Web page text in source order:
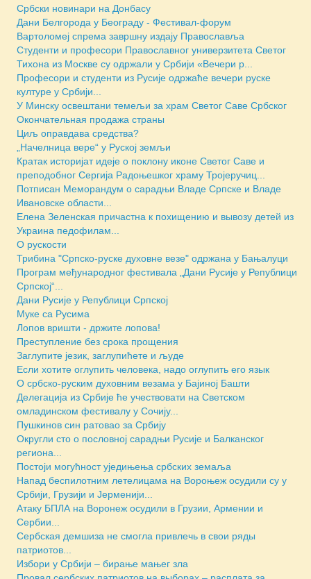
Србски новинари на Донбасу
Дани Белгорода у Београду - Фестивал-форум
Вартоломеј спрема завршну издају Православља
Студенти и професори Православног универзитета Светог
Тихона из Москве су одржали у Србији «Вечери р...
Професори и студенти из Русије одржаће вечери руске
културе у Србији...
У Минску освештани темељи за храм Светог Саве Србског
Окончательная продажа страны
Циљ оправдава средства?
„Начелница вере“ у Руској земљи
Кратак историјат идеје о поклону иконе Светог Саве и
преподобног Сергија Радоњешког храму Тројеручиц...
Потписан Меморандум о сарадњи Владе Српске и Владе
Ивановске области...
Елена Зеленская причастна к похищению и вывозу детей из
Украина педофилам...
О рускости
Трибина "Српско-руске духовне везе" одржана у Бањалуци
Програм међународног фестивала „Дани Русије у Републици
Српској“...
Дани Русије у Републици Српској
Муке са Русима
Лопов вришти - држите лопова!
Преступление без срока прощения
Заглупите језик, заглупићете и људе
Если хотите оглупить человека, надо оглупить его язык
О србско-руским духовним везама у Бајиној Башти
Делегација из Србије ће учествовати на Светском
омладинском фестивалу у Сочију...
Пушкинов син ратовао за Србију
Округли сто о пословној сарадњи Русије и Балканског
региона...
Постоји могућност уједињења србских земаља
Напад беспилотним летелицама на Вороњеж осудили су у
Србији, Грузији и Јерменији...
Атаку БПЛА на Воронеж осудили в Грузии, Армении и
Сербии...
Сербская демшиза не смогла привлечь в свои ряды
патриотов...
Избори у Србији – бирање мањег зла